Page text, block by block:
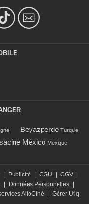
Beyazperde Turquie
México Mexique
Publicité CGU CGV
Données Personnelles
AlloCiné
Gérer Utiq